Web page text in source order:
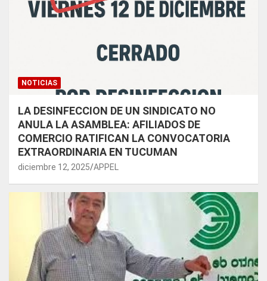
NOTICIAS
LA DESINFECCION DE UN SINDICATO NO
ANULA LA ASAMBLEA: AFILIADOS DE
COMERCIO RATIFICAN LA CONVOCATORIA
EXTRAORDINARIA EN TUCUMAN
diciembre 12, 2025 APPEL